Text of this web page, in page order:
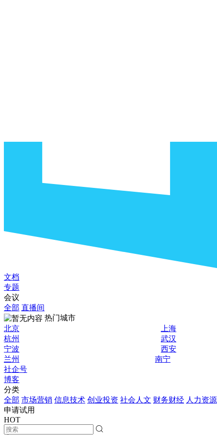
文档
专题
会议
全部 直播间
热门城市
北京
上海
杭州
武汉
宁波
西安
兰州
南宁
社企号
博客
分类
全部 市场营销 信息技术 创业投资 社会人文 财务财经 人力资源
申请试用
HOT